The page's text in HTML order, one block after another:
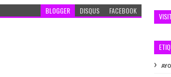
BLOGGER DISQUS FACEBOOK